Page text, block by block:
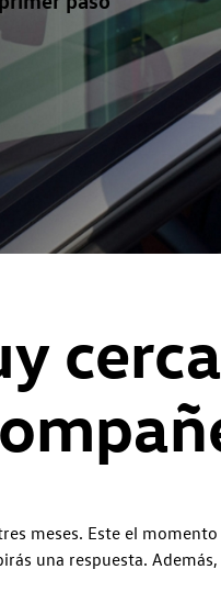
meses. Este el
una respuesta.